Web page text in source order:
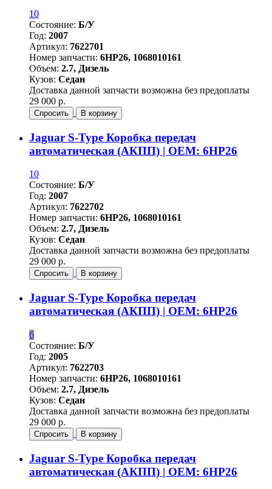
10
Состояние: Б/У
Год: 2007
Артикул: 7622701
Номер запчасти: 6HP26, 1068010161
Объем: 2.7, Дизель
Кузов: Седан
Доставка данной запчасти возможна без предоплаты
29 000 р.
Спросить В корзину
Jaguar S-Type Коробка передач
автоматическая (АКПП) | OEM: 6HP26
10
Состояние: Б/У
Год: 2007
Артикул: 7622702
Номер запчасти: 6HP26, 1068010161
Объем: 2.7, Дизель
Кузов: Седан
Доставка данной запчасти возможна без предоплаты
29 000 р.
Спросить В корзину
Jaguar S-Type Коробка передач
автоматическая (АКПП) | OEM: 6HP26
6
Состояние: Б/У
Год: 2005
Артикул: 7622703
Номер запчасти: 6HP26, 1068010161
Объем: 2.7, Дизель
Кузов: Седан
Доставка данной запчасти возможна без предоплаты
29 000 р.
Спросить В корзину
Jaguar S-Type Коробка передач
автоматическая (АКПП) | OEM: 6HP26